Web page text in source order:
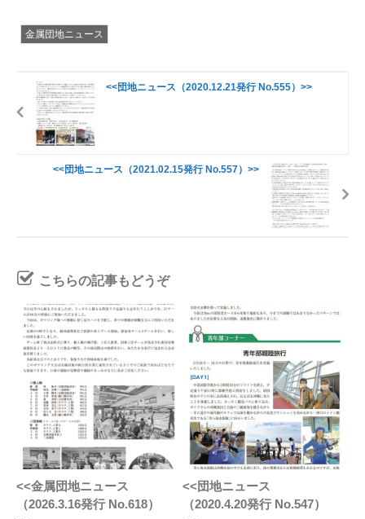
金属団地ニュース
<<団地ニュース（2020.12.21発行 No.555）>>
<<団地ニュース（2021.02.15発行 No.557）>>
こちらの記事もどうぞ
<<金属団地ニュース
（2026.3.16発行 No.618）
<<団地ニュース
（2020.4.20発行 No.547）